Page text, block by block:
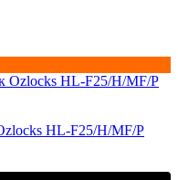
HL-F25/H/MF/P